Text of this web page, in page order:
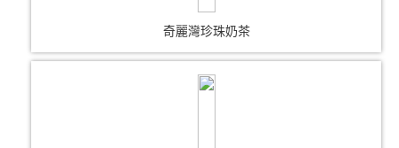
奇麗灣珍珠奶茶